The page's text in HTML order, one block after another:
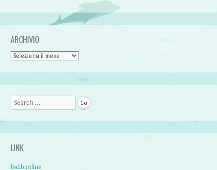
ARCHIVIO
Archivio
Search
LINK
babbonline